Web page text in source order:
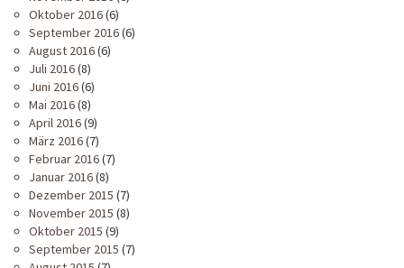
Oktober 2016(6)
September 2016(6)
August 2016(6)
Juli 2016(8)
Juni 2016(6)
Mai 2016(8)
April 2016(9)
März 2016(7)
Februar 2016(7)
Januar 2016(8)
Dezember 2015 (7)
November 2015 (8)
Oktober 2015 (9)
September 2015 (7)